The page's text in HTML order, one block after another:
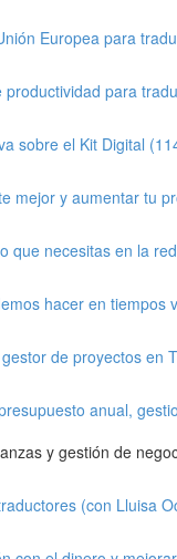
Europea para
productividad para
sobre el Kit Digital
mejor y aumentar tu
que necesitas en la
hacer en tiempos
de proyectos en
anual,
y gestión de
(con Lluisa